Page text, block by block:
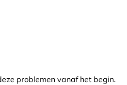
problemen vanaf het begin.